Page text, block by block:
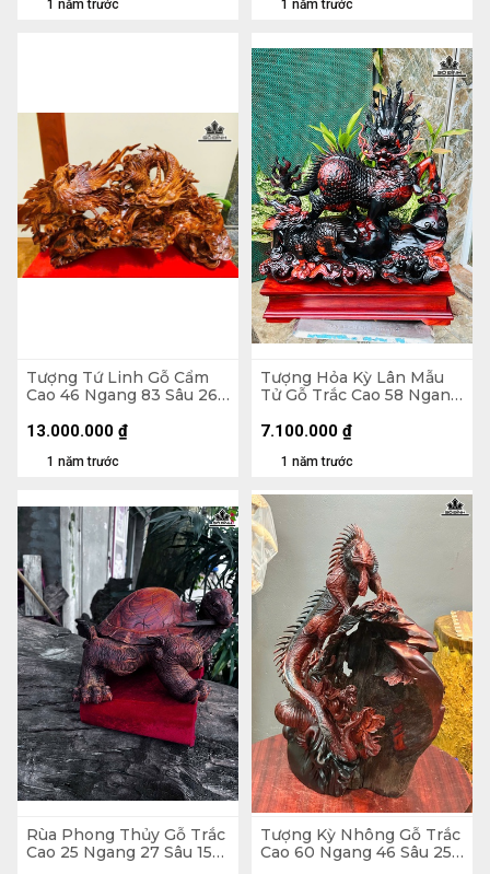
1 năm trước 1 năm trước
Tượng Tứ Linh Gỗ Cẩm
Cao 46 Ngang 83 Sâu 26
1 năm trước
13.000.000 ₫
Tượng Hỏa Kỳ Lân Mẫu
Tử Gỗ Trắc Cao 58 Ngang
1 năm trước
7.100.000 ₫
Rùa Phong Thủy Gỗ Trắc
Cao 25 Ngang 27 Sâu 15
Tượng Kỳ Nhông Gỗ Trắc
Cao 60 Ngang 46 Sâu 25